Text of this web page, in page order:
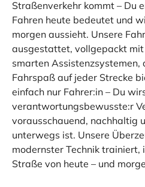
Straßenverkehr kommt – Du
Fahren heute bedeutet und
morgen aussieht. Unsere
ausgestattet, vollgepackt
smarten Assistenzsystemen,
Fahrspaß auf jeder Strecke
einfach nur Fahrer:in – Du
verantwortungsbewusste:r
vorausschauend, nachhaltig
unterwegs ist. Unsere
modernster Technik
Straße von heute – und